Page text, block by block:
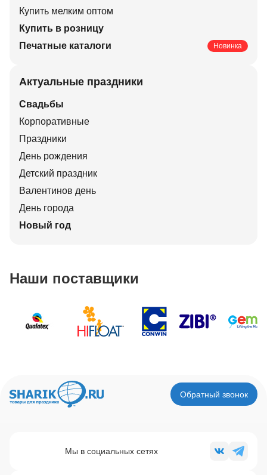
Купить мелким оптом
Купить в розницу
Печатные каталоги
Новинка
Актуальные праздники
Свадьбы
Корпоративные
Праздники
День рождения
Детский праздник
Валентинов день
День города
Новый год
Наши поставщики
Обратный звонок
Мы в социальных сетях